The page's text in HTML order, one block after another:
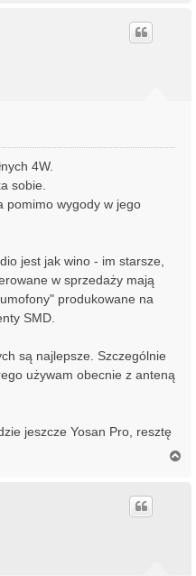
4W.
sobie.
pomimo wygody w jego
jest jak wino - im starsze,
w sprzedaży mają
produkowane na
SMD.
są najlepsze. Szczególnie
używam obecnie z anteną
jeszcze Yosan Pro, resztę